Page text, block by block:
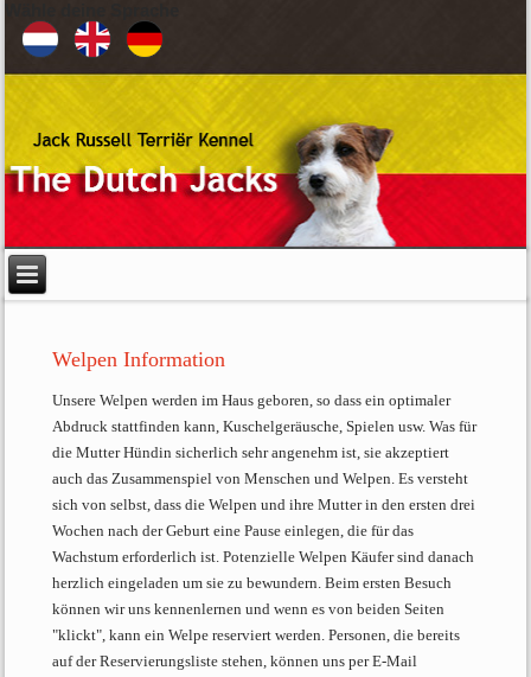
Welpen Information
Unsere Welpen werden im Haus geboren, so dass ein optimaler
Abdruck stattfinden kann, Kuschelgeräusche, Spielen usw. Was für
die Mutter Hündin sicherlich sehr angenehm ist, sie akzeptiert
auch das Zusammenspiel von Menschen und Welpen. Es versteht
sich von selbst, dass die Welpen und ihre Mutter in den ersten drei
Wochen nach der Geburt eine Pause einlegen, die für das
Wachstum erforderlich ist. Potenzielle Welpen Käufer sind danach
herzlich eingeladen um sie zu bewundern. Beim ersten Besuch
können wir uns kennenlernen und wenn es von beiden Seiten
"klickt", kann ein Welpe reserviert werden. Personen, die bereits
auf der Reservierungsliste stehen, können uns per E-Mail